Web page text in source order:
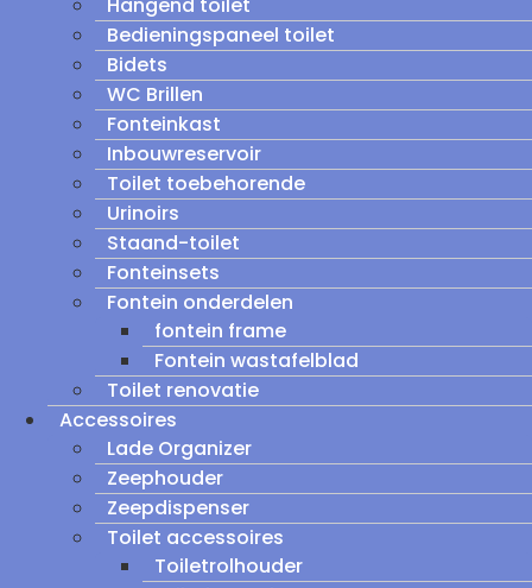
Bedieningspaneel toilet
Bidets
WC Brillen
Fonteinkast
Inbouwreservoir
Toilet toebehorende
Urinoirs
Staand-toilet
Fonteinsets
Fontein onderdelen
fontein frame
Fontein wastafelblad
Toilet renovatie
Accessoires
Lade Organizer
Zeephouder
Zeepdispenser
Toilet accessoires
Toiletrolhouder